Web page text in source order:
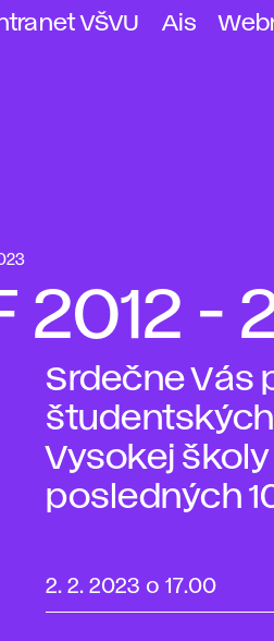
VŠVU Ais
2012 -
Srdečne Vás
Vysokej
posledných
2. 2. 2023 o 17.00